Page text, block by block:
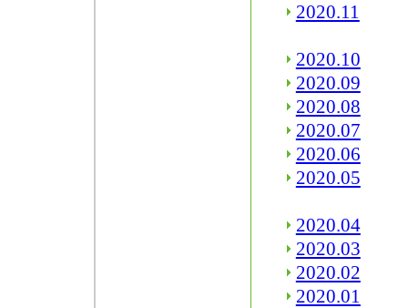
2020.11
2020.10
2020.09
2020.08
2020.07
2020.06
2020.05
2020.04
2020.03
2020.02
2020.01